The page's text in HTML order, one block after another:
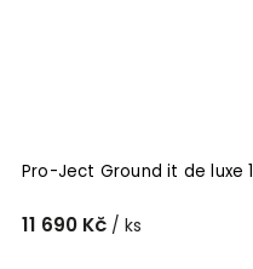
Pro-Ject Ground it de luxe 1
11 690 Kč / ks